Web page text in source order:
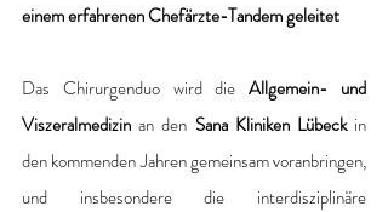
einem erfahrenen Chefärzte-Tandem geleitet
Das Chirurgenduo wird die Allgemein- und
Viszeralmedizin an den Sana Kliniken Lübeck in
den kommenden Jahren gemeinsam voranbringen,
und insbesondere die interdisziplinäre